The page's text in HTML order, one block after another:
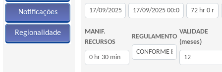
Notificações
Regionalidade
MANIF.
RECURSOS
REGULAMENTO
VALIDADE
(meses)